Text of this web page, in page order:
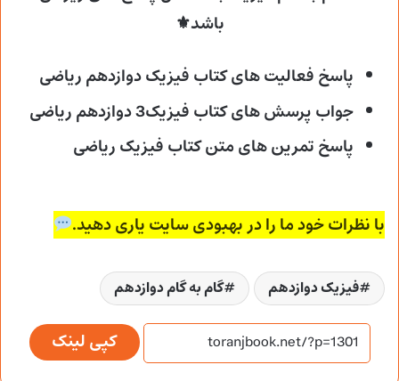
باشد⚜
پاسخ فعالیت های کتاب فیزیک دوازدهم ریاضی
جواب پرسش های کتاب فیزیک3 دوازدهم ریاضی
پاسخ تمرین های متن کتاب فیزیک ریاضی
با نظرات خود ما را در بهبودی سایت یاری دهید.
فیزیک دوازدهم گام به گام دوازدهم
کپی لینک